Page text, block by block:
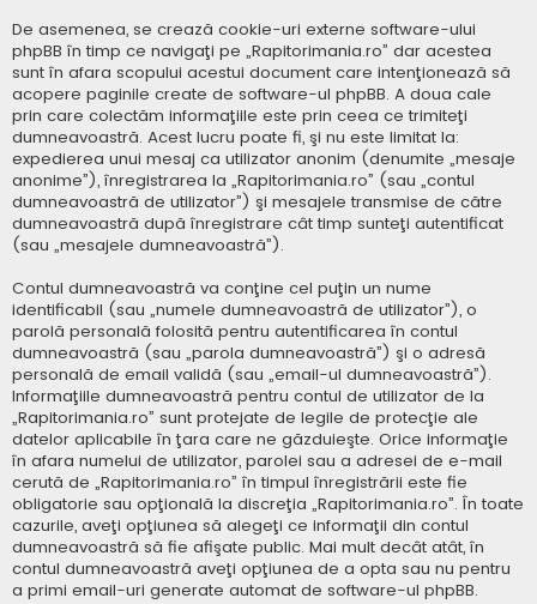
De asemenea, se crează cookie-uri externe software-ului
phpBB în timp ce navigaţi pe „Rapitorimania.ro” dar acestea
sunt în afara scopului acestui document care intenţionează să
acopere paginile create de software-ul phpBB. A doua cale
prin care colectăm informaţiile este prin ceea ce trimiteţi
dumneavoastră. Acest lucru poate fi, şi nu este limitat la:
expedierea unui mesaj ca utilizator anonim (denumite „mesaje
anonime”), înregistrarea la „Rapitorimania.ro” (sau „contul
dumneavoastră de utilizator”) şi mesajele transmise de către
dumneavoastră după înregistrare cât timp sunteţi autentificat
(sau „mesajele dumneavoastră”).
Contul dumneavoastră va conţine cel puţin un nume
identificabil (sau „numele dumneavoastră de utilizator”), o
parolă personală folosită pentru autentificarea în contul
dumneavoastră (sau „parola dumneavoastră”) şi o adresă
personală de email validă (sau „email-ul dumneavoastră”).
Informaţiile dumneavoastră pentru contul de utilizator de la
„Rapitorimania.ro” sunt protejate de legile de protecţie ale
datelor aplicabile în ţara care ne găzduieşte. Orice informaţie
în afara numelui de utilizator, parolei sau a adresei de e-mail
cerută de „Rapitorimania.ro” în timpul înregistrării este fie
obligatorie sau opţională la discreţia „Rapitorimania.ro”. În toate
cazurile, aveţi opţiunea să alegeţi ce informaţii din contul
dumneavoastră să fie afişate public. Mai mult decât atât, în
contul dumneavoastră aveţi opţiunea de a opta sau nu pentru
a primi email-uri generate automat de software-ul phpBB.